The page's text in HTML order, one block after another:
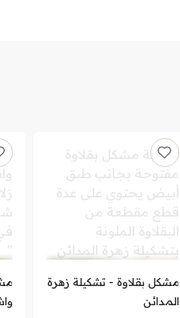
مشكل بقلاوة - تشكيلة زهرة
المدائن